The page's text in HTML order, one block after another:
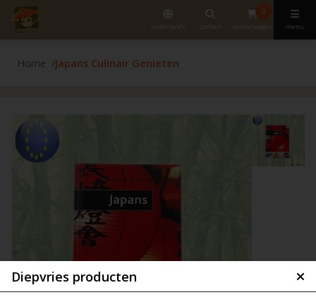
nederlands zoeken
0
winkelwagen menu
Diepvries producten
Home Japans Culinair Genieten